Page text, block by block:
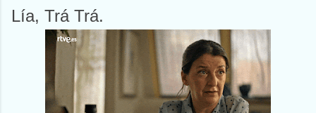
Lía, Trá Trá.